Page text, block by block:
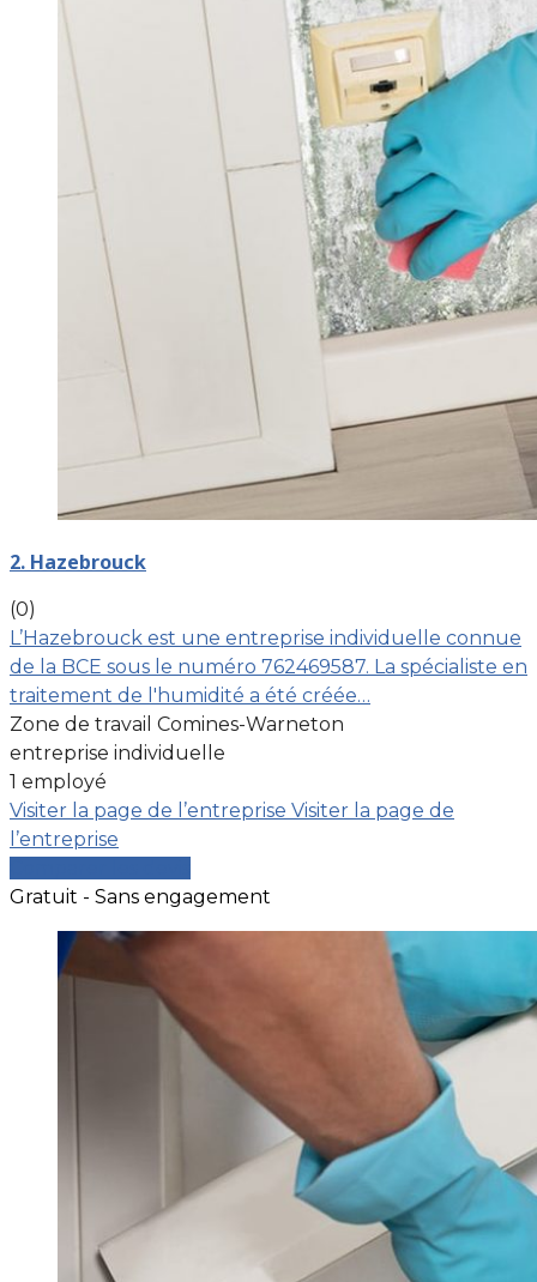
2. Hazebrouck
(0)
L’Hazebrouck est une entreprise individuelle connue
de la BCE sous le numéro 762469587. La spécialiste en
traitement de l'humidité a été créée…
Zone de travail Comines-Warneton
entreprise individuelle
1 employé
Visiter la page de l’entreprise Visiter la page de
l’entreprise
Gratuit - Sans engagement